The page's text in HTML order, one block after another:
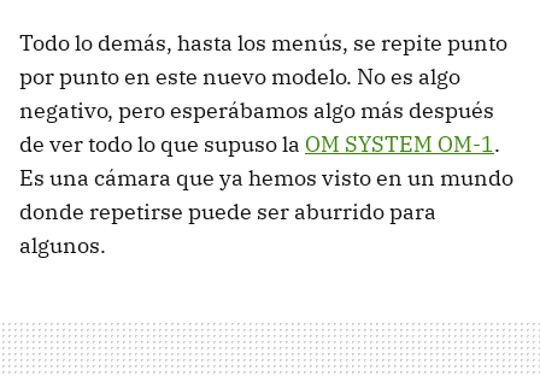
Todo lo demás, hasta los menús, se repite punto
por punto en este nuevo modelo. No es algo
negativo, pero esperábamos algo más después
de ver todo lo que supuso la OM SYSTEM OM-1.
Es una cámara que ya hemos visto en un mundo
donde repetirse puede ser aburrido para
algunos.